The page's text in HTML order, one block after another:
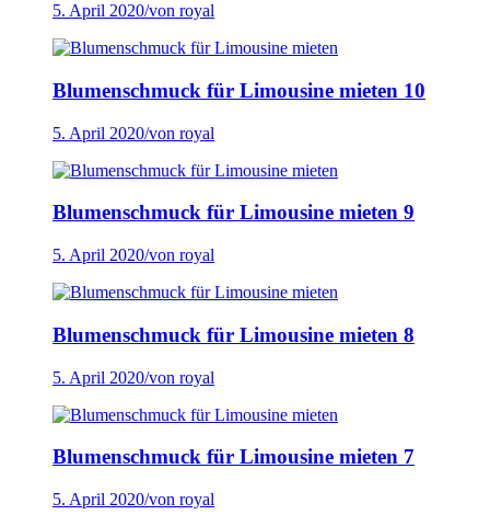
5. April 2020/von royal
Blumenschmuck für Limousine mieten 10
5. April 2020/von royal
Blumenschmuck für Limousine mieten 9
5. April 2020/von royal
Blumenschmuck für Limousine mieten 8
5. April 2020/von royal
Blumenschmuck für Limousine mieten 7
5. April 2020/von royal